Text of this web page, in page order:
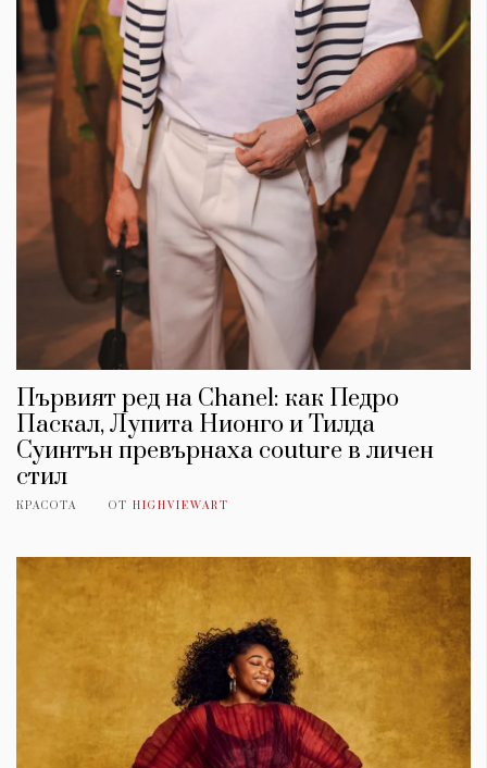
Първият ред на Chanel: как Педро
Паскал, Лупита Нионго и Тилда
Суинтън превърнаха couture в личен
стил
КРАСОТА ОТ HIGHVIEWART